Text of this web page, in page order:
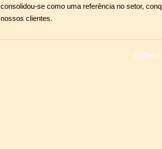
consolidou-se como uma referência no setor,
nossos clientes.
Saber